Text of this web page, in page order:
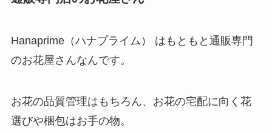
Hanaprime（ハナプライム） はもともと通販専門
のお花屋さんなんです。
お花の品質管理はもちろん、お花の宅配に向く花
選びや梱包はお手の物。